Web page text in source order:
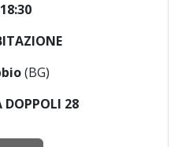
18:30
(BG)
DOPPOLI 28